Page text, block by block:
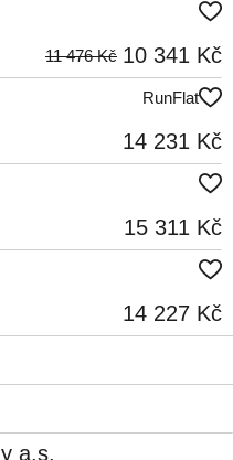
10 341 Kč
11 476 Kč
RunFlat
14 231 Kč
15 311 Kč
14 227 Kč
a.s.